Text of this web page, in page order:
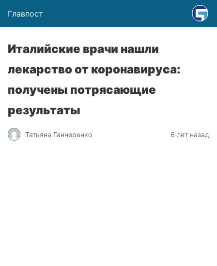
Главпост
Италийские врачи нашли
лекарство от коронавируса:
получены потрясающие
результаты
Татьяна Ганчеренко 6 лет назад